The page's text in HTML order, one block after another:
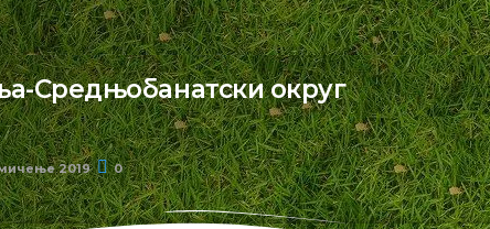
Средњобанатски округ
2019 0